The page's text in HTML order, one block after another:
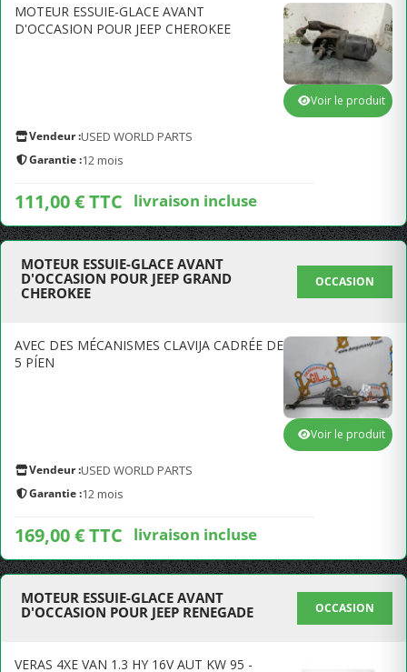
MOTEUR ESSUIE-GLACE AVANT
D'OCCASION POUR JEEP CHEROKEE
Vendeur :USED WORLD PARTS
Garantie :12 mois
111,00 € TTC livraison incluse
Voir le produit
MOTEUR ESSUIE-GLACE AVANT
D'OCCASION POUR JEEP GRAND
CHEROKEE
OCCASION
AVEC DES MÉCANISMES CLAVIJA CADRÉE DE
5 PÍEN
Vendeur :USED WORLD PARTS
Garantie :12 mois
169,00 € TTC livraison incluse
Voir le produit
MOTEUR ESSUIE-GLACE AVANT
D'OCCASION POUR JEEP RENEGADE
OCCASION
VERAS 4XE VAN 1.3 HY 16V AUT KW 95 -